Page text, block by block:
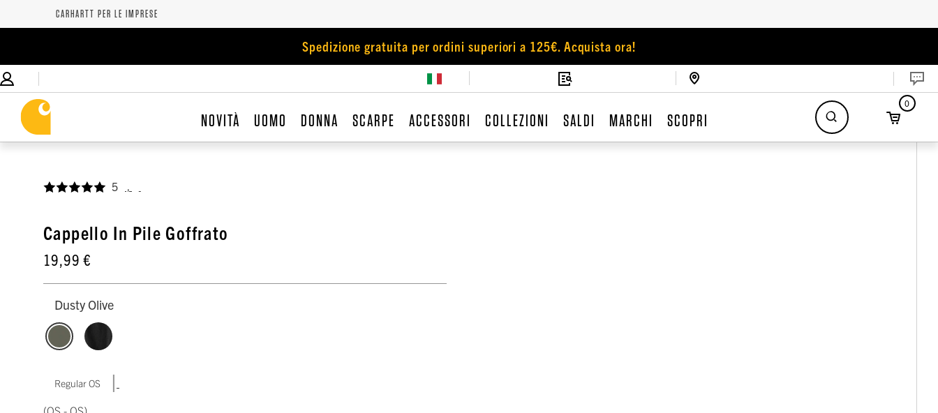
CARHARTT PER LE IMPRESE
Spedizione gratuita per ordini superiori a 125€. Acquista ora!
NOVITÀ UOMO DONNA SCARPE ACCESSORI COLLEZIONI SALDI MARCHI SCOPRI
0
5
Cappello In Pile Goffrato
19,99 €
Dusty Olive
Regular OS |
(OS - OS)